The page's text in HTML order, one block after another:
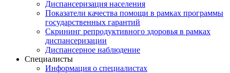
Диспансеризация населения
Показатели качества помощи в рамках программы
государственных гарантий
Скрининг репродуктивного здоровья в рамках
диспансеризации
Диспансерное наблюдение
Специалисты
Информация о специалистах